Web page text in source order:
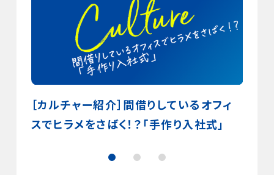
［カルチャー紹介］間借りしているオフィ
スでヒラメをさばく！？「手作り入社式」